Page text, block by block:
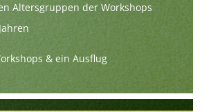
Altersgruppen der Workshops
& ein Ausflug